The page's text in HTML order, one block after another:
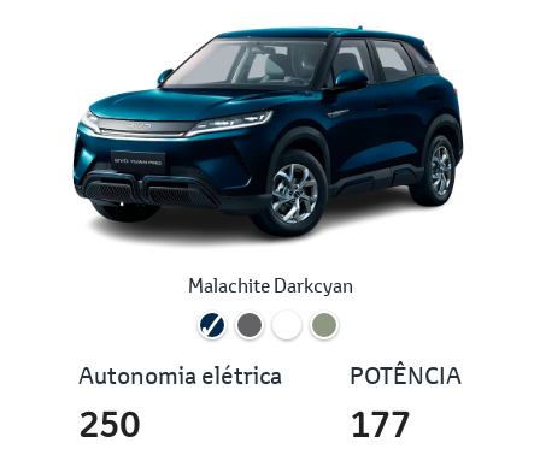
Malachite Darkcyan
Autonomia elétrica
250
POTÊNCIA
177